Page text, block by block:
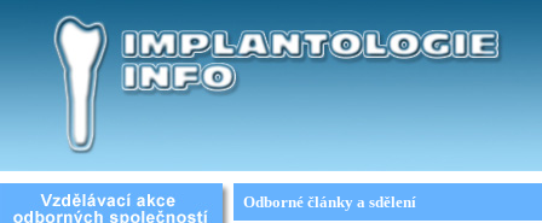
Odborné články a sdělení